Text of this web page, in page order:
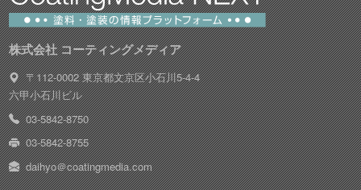
株式会社 コーティングメディア
〒112-0002 東京都文京区小石川5-4-4
六甲小石川ビル
03-5842-8750
03-5842-8755
daihyo＠coatingmedia.com